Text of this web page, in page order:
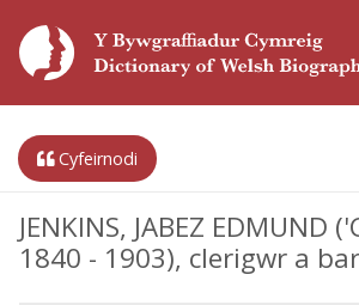
Cyfeirnodi
JENKINS, JABEZ EDMUND
1840 - 1903), clerigwr a